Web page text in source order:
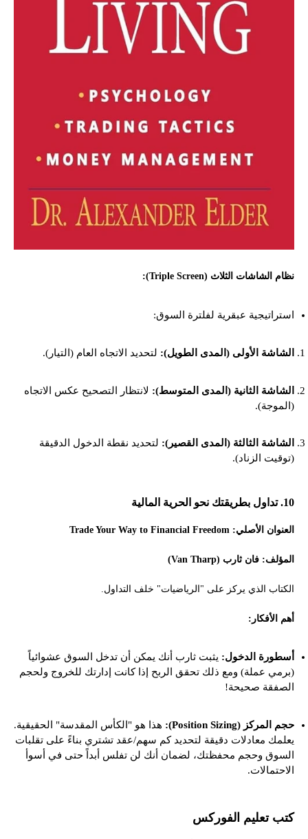
نظام الشاشات الثلاث (Triple Screen):
استراتيجية عبقرية لفلترة السوق:
الشاشة الأولى (المدى الطويل): لتحديد الاتجاه العام (التيار).
الشاشة الثانية (المدى المتوسط): لانتظار التصحيح عكس الاتجاه
(الموجة).
الشاشة الثالثة (المدى القصير): لتحديد نقطة الدخول الدقيقة
(توقيت الزناد).
10. تداول بطريقتك نحو الحرية المالية
العنوان الأصلي: Trade Your Way to Financial Freedom
المؤلف: فان ثارب (Van Tharp)
الكتاب الذي يركز على "الرياضيات" خلف التداول.
أهم الأفكار:
أسطورة الدخول: يثبت ثارب أنك يمكن أن تدخل السوق عشوائياً
(برمي عملة) ومع ذلك تحقق الربح إذا كانت إدارتك للخروج ولحجم
الصفقة صحيحة!
حجم المركز (Position Sizing):
هذا هو "الكأس المقدسة" الحقيقية.
يعلمك معادلات دقيقة لتحديد كم سهم/عقد تشتري بناءً على تقلبات
السوق وحجم محفظتك، لضمان أنك لن تفلس أبداً حتى في أسوأ
الاحتمالات.
كتب تعليم الفوركس